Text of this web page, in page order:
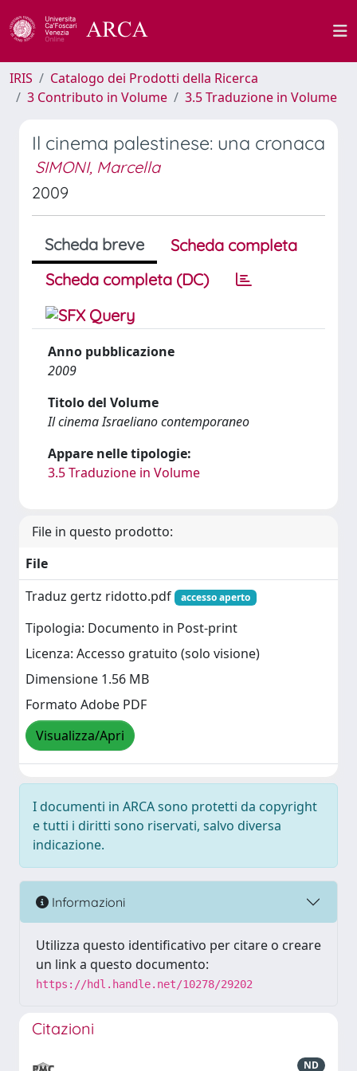
IRIS
Catalogo dei Prodotti della Ricerca
3 Contributo in Volume
3.5 Traduzione in Volume
Il cinema palestinese: una cronaca
SIMONI, Marcella
2009
Scheda breve
Scheda completa
Scheda completa (DC)
Anno pubblicazione
2009
Titolo del Volume
Il cinema Israeliano contemporaneo
Appare nelle tipologie:
3.5 Traduzione in Volume
File in questo prodotto:
File
Traduz gertz ridotto.pdf
accesso aperto
Tipologia: Documento in Post-print
Licenza: Accesso gratuito (solo visione)
Dimensione 1.56 MB
Formato Adobe PDF
Visualizza/Apri
I documenti in ARCA sono protetti da copyright
e tutti i diritti sono riservati, salvo diversa
indicazione.
Informazioni
Utilizza questo identificativo per citare o creare
un link a questo documento:
https://hdl.handle.net/10278/29202
Citazioni
ND